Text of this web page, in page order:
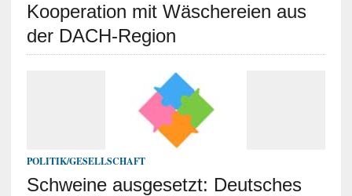
Kooperation mit Wäschereien aus
der DACH-Region
POLITIK/GESELLSCHAFT
Schweine ausgesetzt: Deutsches